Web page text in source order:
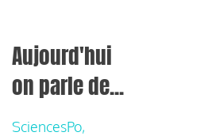
Aujourd'hui
on parle de...
SciencesPo,